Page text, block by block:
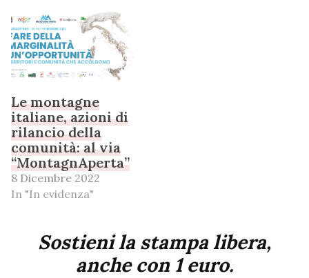
Le montagne
italiane, azioni di
rilancio della
comunità: al via
“MontagnAperta”
8 Dicembre 2022
In "In evidenza"
Sostieni la stampa libera,
anche con 1 euro.